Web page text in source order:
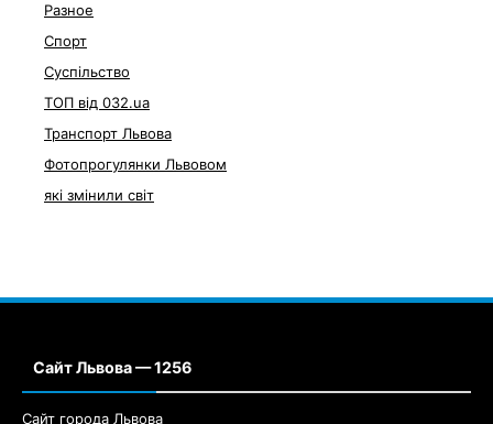
Разное
Спорт
Суспільство
ТОП від 032.ua
Транспорт Львова
Фотопрогулянки Львовом
які змінили світ
Сайт Львова — 1256
Сайт города Львова